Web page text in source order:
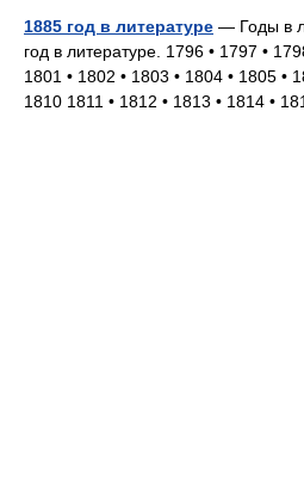
1885 год в литературе — Годы в
год в литературе. 1796 • 1797 •
1801 • 1802 • 1803 • 1804 • 1805 •
1810 1811 • 1812 • 1813 • 1814 •